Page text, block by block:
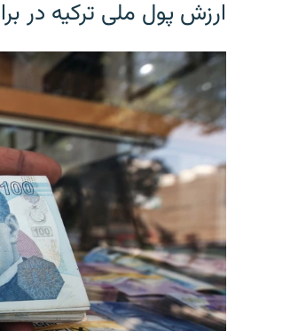
ارزش پول ملی ترکیه در برابر دلار